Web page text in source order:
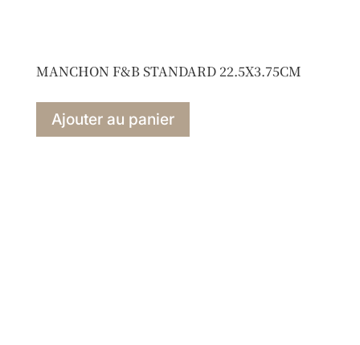
MANCHON F&B STANDARD 22.5X3.75CM
Ajouter au panier